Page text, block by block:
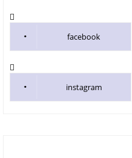
facebook
instagram